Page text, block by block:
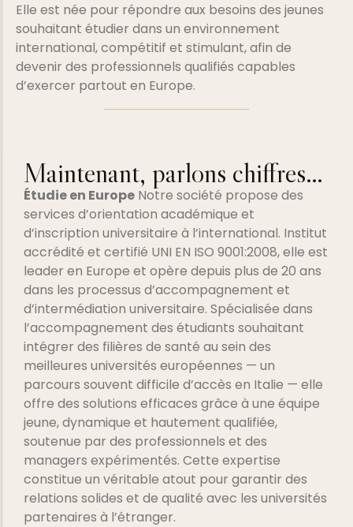
Elle est née pour répondre aux besoins des jeunes
souhaitant étudier dans un environnement
international, compétitif et stimulant, afin de
devenir des professionnels qualifiés capables
d’exercer partout en Europe.
Maintenant, parlons chiffres…
Étudie en Europe Notre société propose des
services d’orientation académique et
d’inscription universitaire à l’international. Institut
accrédité et certifié UNI EN ISO 9001:2008, elle est
leader en Europe et opère depuis plus de 20 ans
dans les processus d’accompagnement et
d’intermédiation universitaire. Spécialisée dans
l’accompagnement des étudiants souhaitant
intégrer des filières de santé au sein des
meilleures universités européennes — un
parcours souvent difficile d’accès en Italie — elle
offre des solutions efficaces grâce à une équipe
jeune, dynamique et hautement qualifiée,
soutenue par des professionnels et des
managers expérimentés. Cette expertise
constitue un véritable atout pour garantir des
relations solides et de qualité avec les universités
partenaires à l’étranger.